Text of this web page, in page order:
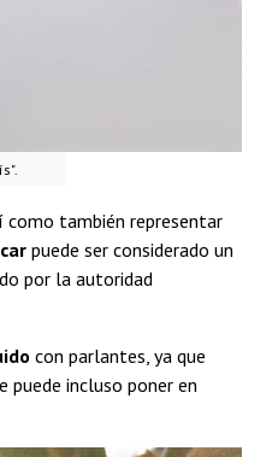
como también representar
puede ser considerado un
por la autoridad
con parlantes, ya que
puede incluso poner en